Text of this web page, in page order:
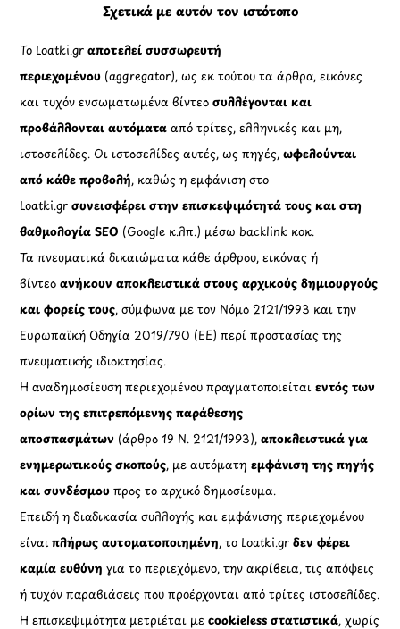
Σχετικά με αυτόν τον ιστότοπο
Το Loatki.grαποτελεί συσσωρευτή
περιεχομένου (aggregator), ως εκ τούτου τα άρθρα, εικόνες
και τυχόν ενσωματωμένα βίντεοσυλλέγονται και
προβάλλονται αυτόματααπό τρίτες, ελληνικές και μη,
ιστοσελίδες. Οι ιστοσελίδες αυτές, ως πηγές,ωφελούνται
από κάθε προβολή, καθώς η εμφάνιση στο
Loatki.gr συνεισφέρει στην επισκεψιμότητά τους και στη
βαθμολογία SEO (Google κ.λπ.) μέσω backlink κοκ.
Τα πνευματικά δικαιώματα κάθε άρθρου, εικόνας ή
βίντεοανήκουν αποκλειστικά στους αρχικούς δημιουργούς
και φορείς τους, σύμφωνα με τον Νόμο 2121/1993 και την
Ευρωπαϊκή Οδηγία 2019/790 (ΕΕ) περί προστασίας της
πνευματικής ιδιοκτησίας.
Η αναδημοσίευση περιεχομένου πραγματοποιείταιεντός των
ορίων της επιτρεπόμενης παράθεσης
αποσπασμάτων (άρθρο 19 Ν. 2121/1993), αποκλειστικά για
ενημερωτικούς σκοπούς, με αυτόματηεμφάνιση της πηγής
και συνδέσμου προς το αρχικό δημοσίευμα.
Επειδή η διαδικασία συλλογής και εμφάνισης περιεχομένου
είναιπλήρως αυτοματοποιημένη, το Loatki.grδεν φέρει
καμία ευθύνη για το περιεχόμενο, την ακρίβεια, τις απόψεις
ή τυχόν παραβιάσεις που προέρχονται από τρίτες ιστοσελίδες.
Η επισκεψιμότητα μετριέται μεcookieless στατιστικά, χωρίς